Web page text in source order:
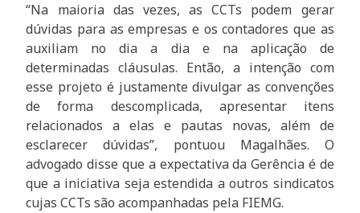
“Na maioria das vezes, as CCTs podem gerar
dúvidas para as empresas e os contadores que as
auxiliam no dia a dia e na aplicação de
determinadas cláusulas. Então, a intenção com
esse projeto é justamente divulgar as convenções
de forma descomplicada, apresentar itens
relacionados a elas e pautas novas, além de
esclarecer dúvidas”, pontuou Magalhães. O
advogado disse que a expectativa da Gerência é de
que a iniciativa seja estendida a outros sindicatos
cujas CCTs são acompanhadas pela FIEMG.